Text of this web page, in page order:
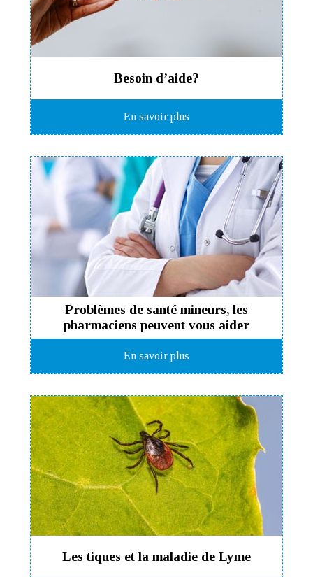
Besoin d’aide?
En savoir plus
Problèmes de santé mineurs, les
pharmaciens peuvent vous aider
En savoir plus
Les tiques et la maladie de Lyme